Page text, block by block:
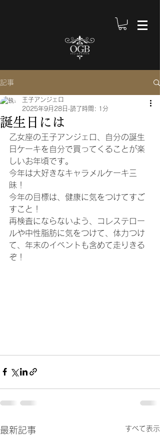
記事
誕生日には
王子アンジェロ
2025年9月28日 読了時間: 1分
乙女座の王子アンジェロ、自分の誕生
日ケーキを自分で買ってくることが楽
しいお年頃です。
今年は大好きなキャラメルケーキ三
昧！
今年の目標は、健康に気をつけてすご
すこと！
再検査にならないよう、コレステロー
ルや中性脂肪に気をつけて、体力つけ
て、年末のイベントも含めて走りきる
ぞ！
最新記事 すべて表示